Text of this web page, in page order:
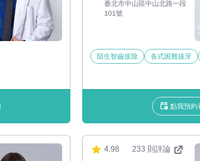
臺北市中山區中山北路一段
101號
阻生智齒拔除 各式困難拔牙
點我預約
4.98 233 則評論